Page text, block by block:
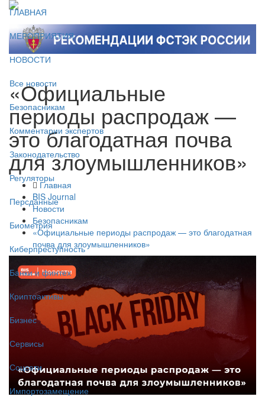
ГЛАВНАЯ
МЕРОПРИЯТИЯ
НОВОСТИ
Все новости
Безопасникам
Комментарии экспертов
Законодательство
Регуляторы
Персданные
Биометрия
Киберпреступность
Банки и финтех
Криптоактивы
Бизнес
Сервисы
Соцсети
Импортозамещение
«Официальные
периоды распродаж —
это благодатная почва
для злоумышленников»
Главная
BIS Journal
Новости
Безопасникам
«Официальные периоды распродаж — это благодатная
почва для злоумышленников»